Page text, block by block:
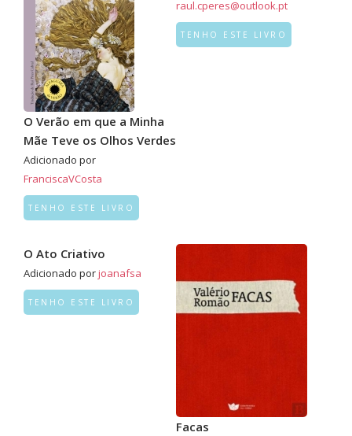
O Verão em que a Minha
Mãe Teve os Olhos Verdes
Adicionado por
FranciscaVCosta
TENHO ESTE LIVRO
raul.cperes@outlook.pt
TENHO ESTE LIVRO
O Ato Criativo
Adicionado porjoanafsa
TENHO ESTE LIVRO
Facas